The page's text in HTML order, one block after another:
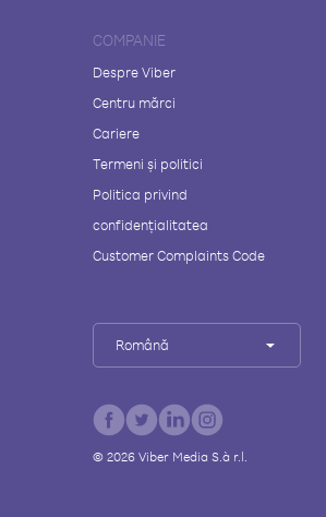
COMPANIE
Despre Viber
Centru mărci
Cariere
Termeni și politici
Politica privind
confidențialitatea
Customer Complaints Code
Română
© 2026Viber Media S.à r.l.